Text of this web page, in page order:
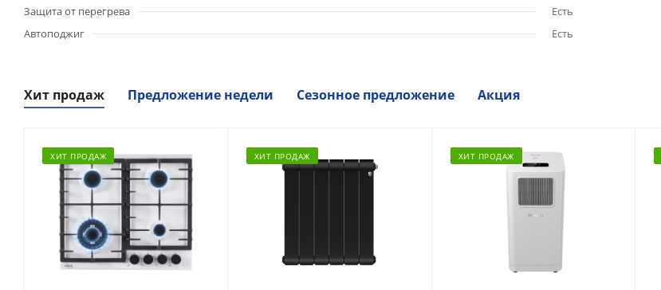
Защита от перегрева
Есть
Автоподжиг
Есть
Хит продаж Предложение недели Сезонное предложение Акция
ХИТ ПРОДАЖ ХИТ ПРОДАЖ ХИТ ПРОДАЖ